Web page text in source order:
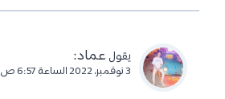
يقول عماد:
3 نوفمبر، 2022 الساعة 6:57 ص